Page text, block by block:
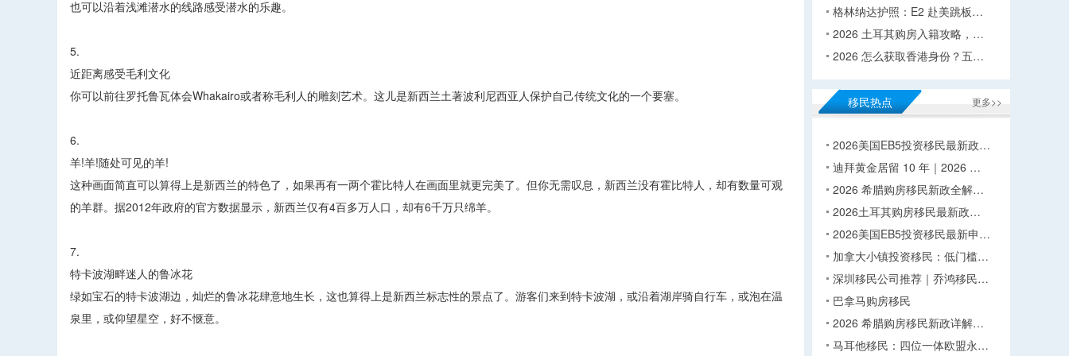
也可以沿着浅滩潜水的线路感受潜水的乐趣。
5.
近距离感受毛利文化
你可以前往罗托鲁瓦体会Whakairo或者称毛利人的雕刻艺术。这儿是新西兰土著波利尼西亚人保护自己传统文化的一个要塞。
6.
羊!羊!随处可见的羊!
这种画面简直可以算得上是新西兰的特色了，如果再有一两个霍比特人在画面里就更完美了。但你无需叹息，新西兰没有霍比特人，却有数量可观
的羊群。据2012年政府的官方数据显示，新西兰仅有4百多万人口，却有6千万只绵羊。
7.
特卡波湖畔迷人的鲁冰花
绿如宝石的特卡波湖边，灿烂的鲁冰花肆意地生长，这也算得上是新西兰标志性的景点了。游客们来到特卡波湖，或沿着湖岸骑自行车，或泡在温
泉里，或仰望星空，好不惬意。
格林纳达护照：E2 赴美跳板…
2026 土耳其购房入籍攻略，…
2026 怎么获取香港身份？五…
更多>>
移民热点
2026美国EB5投资移民最新政…
迪拜黄金居留 10 年｜2026 …
2026 希腊购房移民新政全解…
2026土耳其购房移民最新政…
2026美国EB5投资移民最新申…
加拿大小镇投资移民：低门槛…
深圳移民公司推荐｜乔鸿移民…
巴拿马购房移民
2026 希腊购房移民新政详解…
马耳他移民：四位一体欧盟永…